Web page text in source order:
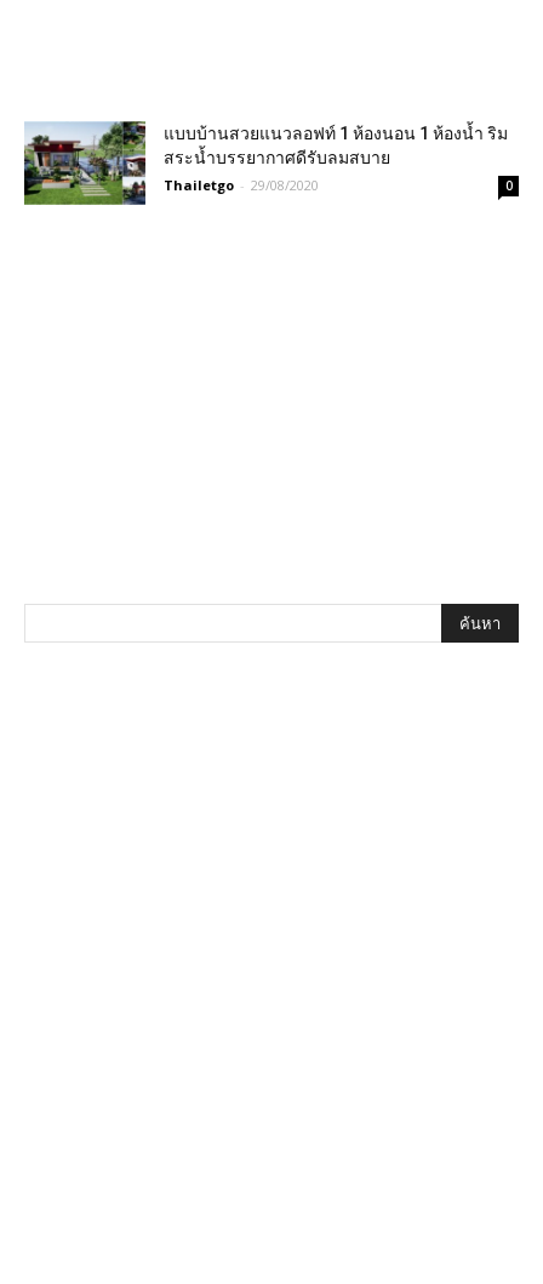
แบบบ้านสวยแนวลอฟท์ 1 ห้องนอน 1 ห้องน้ำ ริม
สระน้ำบรรยากาศดีรับลมสบาย
Thailetgo - 29/08/2020 0